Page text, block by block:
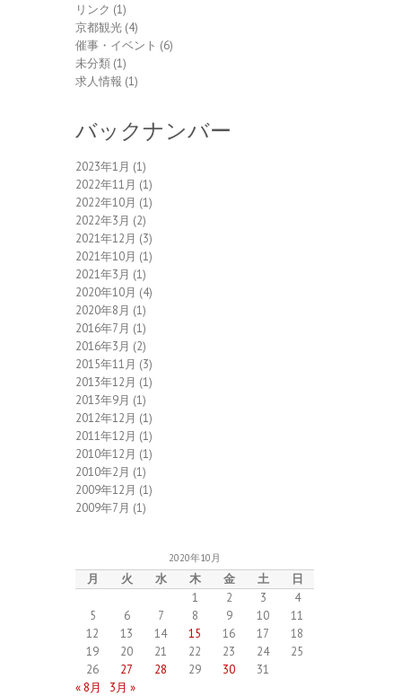
リンク (1)
京都観光 (4)
催事・イベント (6)
未分類 (1)
求人情報 (1)
バックナンバー
2023年1月 (1)
2022年11月 (1)
2022年10月 (1)
2022年3月 (2)
2021年12月 (3)
2021年10月 (1)
2021年3月 (1)
2020年10月 (4)
2020年8月 (1)
2016年7月 (1)
2016年3月 (2)
2015年11月 (3)
2013年12月 (1)
2013年9月 (1)
2012年12月 (1)
2011年12月 (1)
2010年12月 (1)
2010年2月 (1)
2009年12月 (1)
2009年7月 (1)
2020年10月
月 火 水 木 金 土
日
1
2 3
4
5
6 7 8 9 10
11
12
13 14 15 16 17
18
19
20 21 22 23 24
25
26
27 28 29 30
31
« 8月
3月 »